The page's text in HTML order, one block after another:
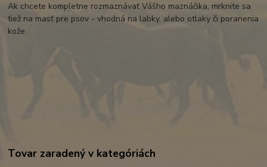
Ak chcete kompletne rozmaznávať Vášho maznáčika, mrknite sa
tiež na masť pre psov - vhodná na labky, alebo otlaky či poranenia
kože.
Tovar zaradený v kategóriách